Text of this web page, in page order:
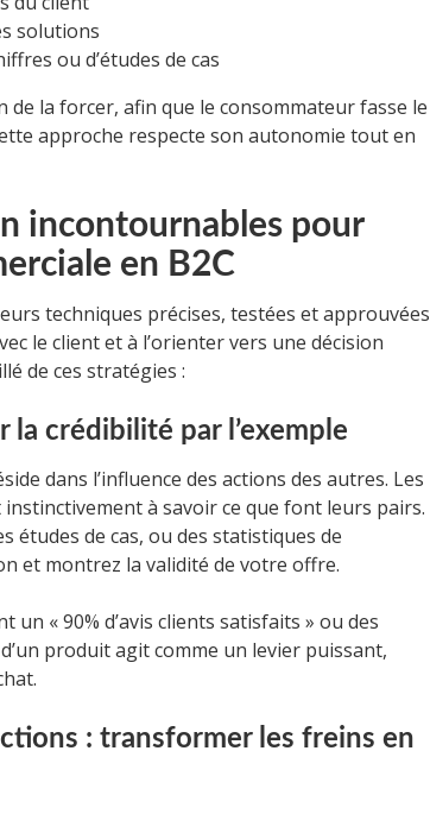
solutions
ou d’études de cas
de la forcer, afin que le consommateur fasse le
approche respecte son autonomie tout en
incontournables pour
en B2C
techniques précises, testées et approuvées
le client et à l’orienter vers une décision
de ces stratégies :
la crédibilité par l’exemple
dans l’influence des actions des autres. Les
à savoir ce que font leurs pairs.
études de cas, ou des statistiques de
et montrez la validité de votre offre.
« 90% d’avis clients satisfaits » ou des
produit agit comme un levier puissant,
: transformer les freins en